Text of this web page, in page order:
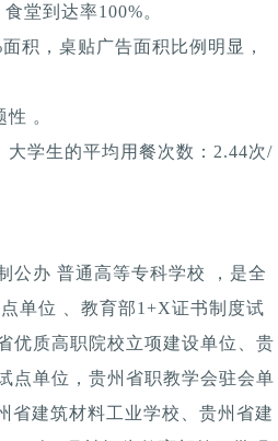
堂到达率100%。
积，桌贴广告面积比例明显，
。
学生的平均用餐次数：2.44次/
公办 普通高等专科学校 ，是全
单位 、教育部1+X证书制度试
优质高职院校立项建设单位、贵
点单位，贵州省职教学会驻会单
省建筑材料工业学校、贵州省建